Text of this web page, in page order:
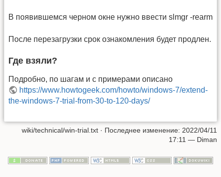
В появившемся черном окне нужно ввести slmgr -rearm
После перезагрузки срок ознакомления будет продлен.
Где взяли?
Подробно, по шагам и с примерами описано
https://www.howtogeek.com/howto/windows-7/extend-
the-windows-7-trial-from-30-to-120-days/
wiki/technical/win-trial.txt · Последнее изменение: 2022/04/11
17:11 — Diman